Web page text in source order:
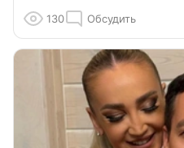
130 Обсудить